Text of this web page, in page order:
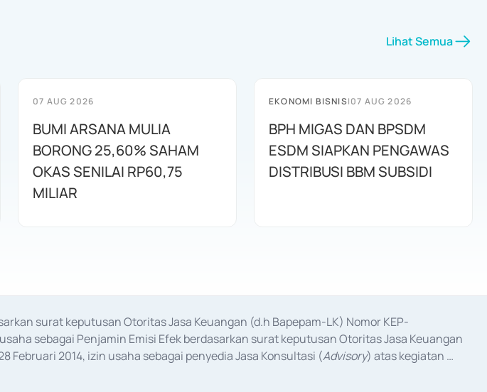
Lihat Semua
07 AUG 2026
BUMI ARSANA MULIA
BORONG 25,60% SAHAM
OKAS SENILAI RP60,75
MILIAR
EKONOMI BISNIS|07 AUG 2026
BPH MIGAS DAN BPSDM
ESDM SIAPKAN PENGAWAS
DISTRIBUSI BBM SUBSIDI
surat keputusan Otoritas Jasa Keuangan (d.h Bapepam-LK) Nomor KEP-
sebagai Penjamin Emisi Efek berdasarkan surat keputusan Otoritas Jasa Keuangan
Februari 2014, izin usaha sebagai penyedia Jasa Konsultasi (Advisory) atas kegiatan